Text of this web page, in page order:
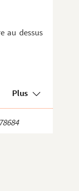
au dessus
Plus